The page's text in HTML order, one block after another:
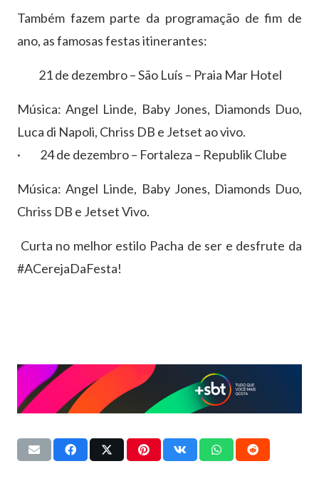
Também fazem parte da programação de fim de
ano, as famosas festas itinerantes:
21 de dezembro – São Luís – Praia Mar Hotel
Música: Angel Linde, Baby Jones, Diamonds Duo,
Luca di Napoli, Chriss DB e Jetset ao vivo.
· 24 de dezembro – Fortaleza – Republik Clube
Música: Angel Linde, Baby Jones, Diamonds Duo,
Chriss DB e Jetset Vivo.
Curta no melhor estilo Pacha de ser e desfrute da
#ACerejaDaFesta!